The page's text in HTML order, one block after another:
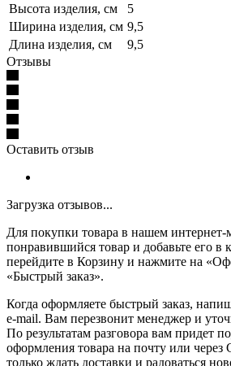
Высота изделия, см
5
Ширина изделия, см 9,5
Длина изделия, см
9,5
Отзывы
Оставить отзыв
Загрузка отзывов...
Для покупки товара в нашем интернет-
понравившийся товар и добавьте его в
перейдите в Корзину и нажмите на
«Быстрый заказ».
Когда оформляете быстрый заказ,
e-mail. Вам перезвонит менеджер и
По результатам разговора вам придет
оформления товара на почту или через
только ждать доставки и радоваться